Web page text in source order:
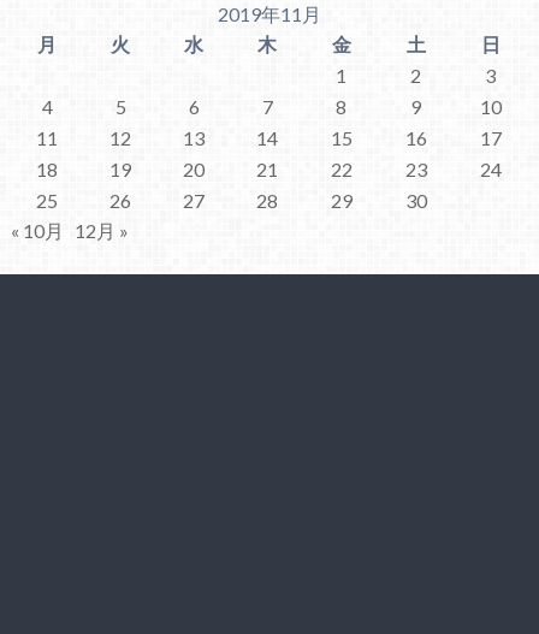
2019年11月
月
火 水 木 金 土
日
1
2
3
4
5 6 7 8 9
10
11
12 13 14 15 16
17
18
19 20 21 22 23
24
25
26 27 28 29
30
« 10月
12月 »